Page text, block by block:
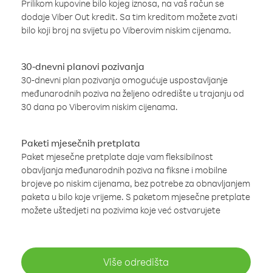
Prilikom kupovine bilo kojeg iznosa, na vaš račun se
dodaje Viber Out kredit. Sa tim kreditom možete zvati
bilo koji broj na svijetu po Viberovim niskim cijenama.
30-dnevni planovi pozivanja
30-dnevni plan pozivanja omogućuje uspostavljanje
međunarodnih poziva na željeno odredište u trajanju od
30 dana po Viberovim niskim cijenama.
Paketi mjesečnih pretplata
Paket mjesečne pretplate daje vam fleksibilnost
obavljanja međunarodnih poziva na fiksne i mobilne
brojeve po niskim cijenama, bez potrebe za obnavljanjem
paketa u bilo koje vrijeme. S paketom mjesečne pretplate
možete uštedjeti na pozivima koje već ostvarujete
Više odredišta